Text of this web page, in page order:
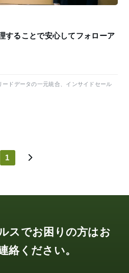
することで安心してフォローア
ードデータの一元統合、インサイドセール
1
スでお困りの方はお
絡ください。